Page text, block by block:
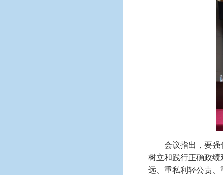
会议指出，要强
树立和践行正确政绩
远、重私利轻公责、